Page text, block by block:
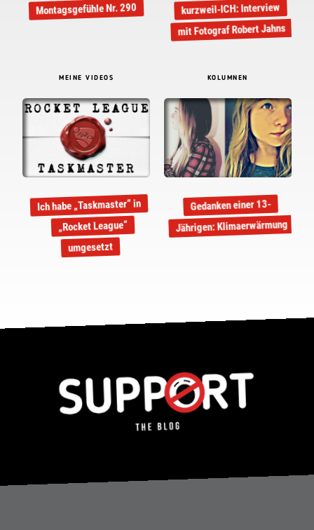
Montagsgefühle Nr. 290 kurzweil-ICH: Interview
mit Fotograf Robert Jahns
MEINE VIDEOS
Ich habe „Taskmaster“ in
„Rocket League“
umgesetzt
KOLUMNEN
Gedanken einer 13-
Jährigen: Klimaerwärmung